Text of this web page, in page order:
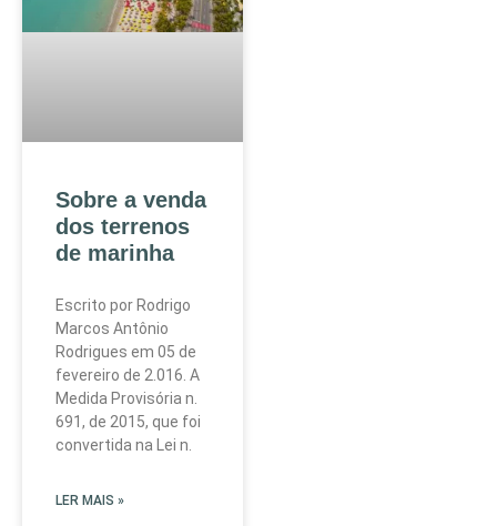
Sobre a venda
dos terrenos
de marinha
Escrito por Rodrigo
Marcos Antônio
Rodrigues em 05 de
fevereiro de 2.016. A
Medida Provisória n.
691, de 2015, que foi
convertida na Lei n.
LER MAIS »